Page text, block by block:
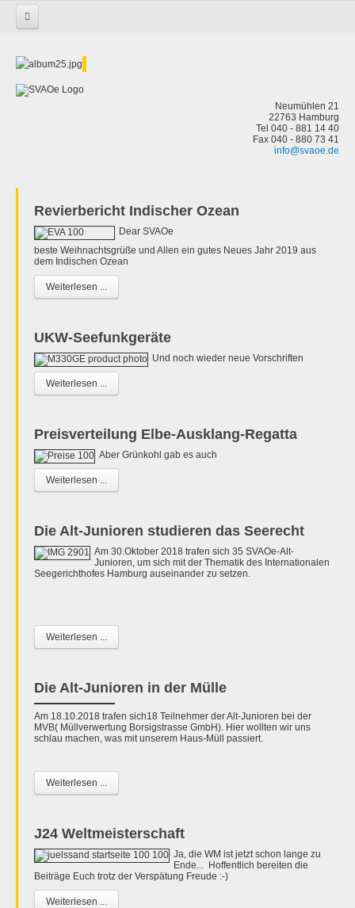
Neumühlen 21
22763 Hamburg
Tel 040 - 881 14 40
Fax 040 - 880 73 41
info@svaoe.de
Revierbericht Indischer Ozean
Dear SVAOe
beste Weihnachtsgrüße und Allen ein gutes Neues Jahr 2019 aus
dem Indischen Ozean
Weiterlesen ...
UKW-Seefunkgeräte
Und noch wieder neue Vorschriften
Weiterlesen ...
Preisverteilung Elbe-Ausklang-Regatta
Aber Grünkohl gab es auch
Weiterlesen ...
Die Alt-Junioren studieren das Seerecht
Am 30.Oktober 2018 trafen sich 35 SVAOe-Alt-
Junioren, um sich mit der Thematik des Internationalen
Seegerichthofes Hamburg auseinander zu setzen.
Weiterlesen ...
Die Alt-Junioren in der Mülle
Am 18.10.2018 trafen sich18 Teilnehmer der Alt-Junioren bei der
MVB( Müllverwertung Borsigstrasse GmbH). Hier wollten wir uns
schlau machen, was mit unserem Haus-Müll passiert.
Weiterlesen ...
J24 Weltmeisterschaft
Ja, die WM ist jetzt schon lange zu
Ende... Hoffentlich bereiten die
Beiträge Euch trotz der Verspätung Freude :-)
Weiterlesen ...